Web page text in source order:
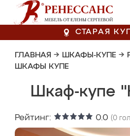
СТАРАЯ
ГЛАВНАЯ → ШКАФЫ-КУПЕ →
ШКАФЫ КУПЕ
Шкаф-купе
Рейтинг: 0.0 (0